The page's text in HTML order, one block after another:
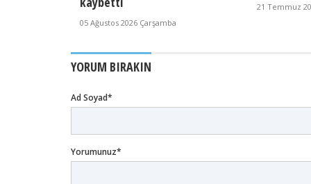
05 Ağustos 2026 Çarşamba
21 Temmuz
YORUM BIRAKIN
Ad Soyad*
Yorumunuz*